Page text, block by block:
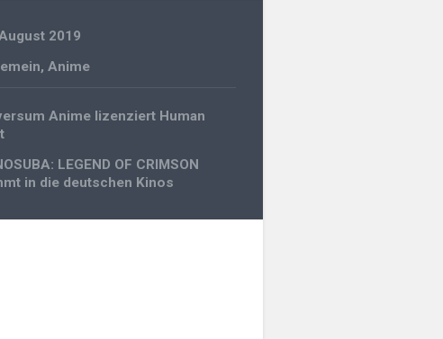
2019
,Anime
Anime lizenziert Human
LEGEND OF CRIMSON
in die deutschen Kinos